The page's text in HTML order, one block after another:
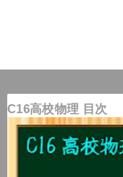
C16高校物理 目次